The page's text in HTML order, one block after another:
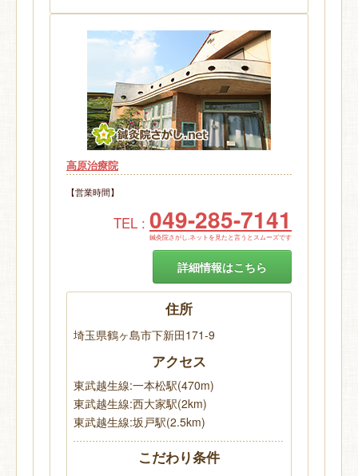
高原治療院
【営業時間】
TEL : 049-285-7141
鍼灸院さがし.ネットを見たと言うとスムーズです
詳細情報はこちら
住所
埼玉県鶴ヶ島市下新田171-9
アクセス
東武越生線:一本松駅(470m)
東武越生線:西大家駅(2km)
東武越生線:坂戸駅(2.5km)
こだわり条件